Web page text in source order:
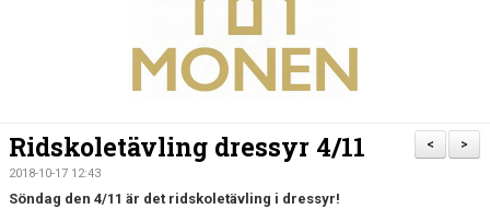
ANLÄGGNING
>
<
Ridskoletävling dressyr 4/11
2018-10-17 12:43
Söndag den 4/11 är det ridskoletävling i dressyr!